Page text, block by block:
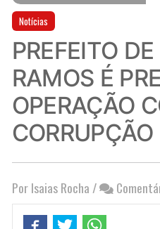
Notícias
PREFEITO
RAMOS É
OPERAÇÃO
CORRUPÇÃO
Por Isaias Rocha /